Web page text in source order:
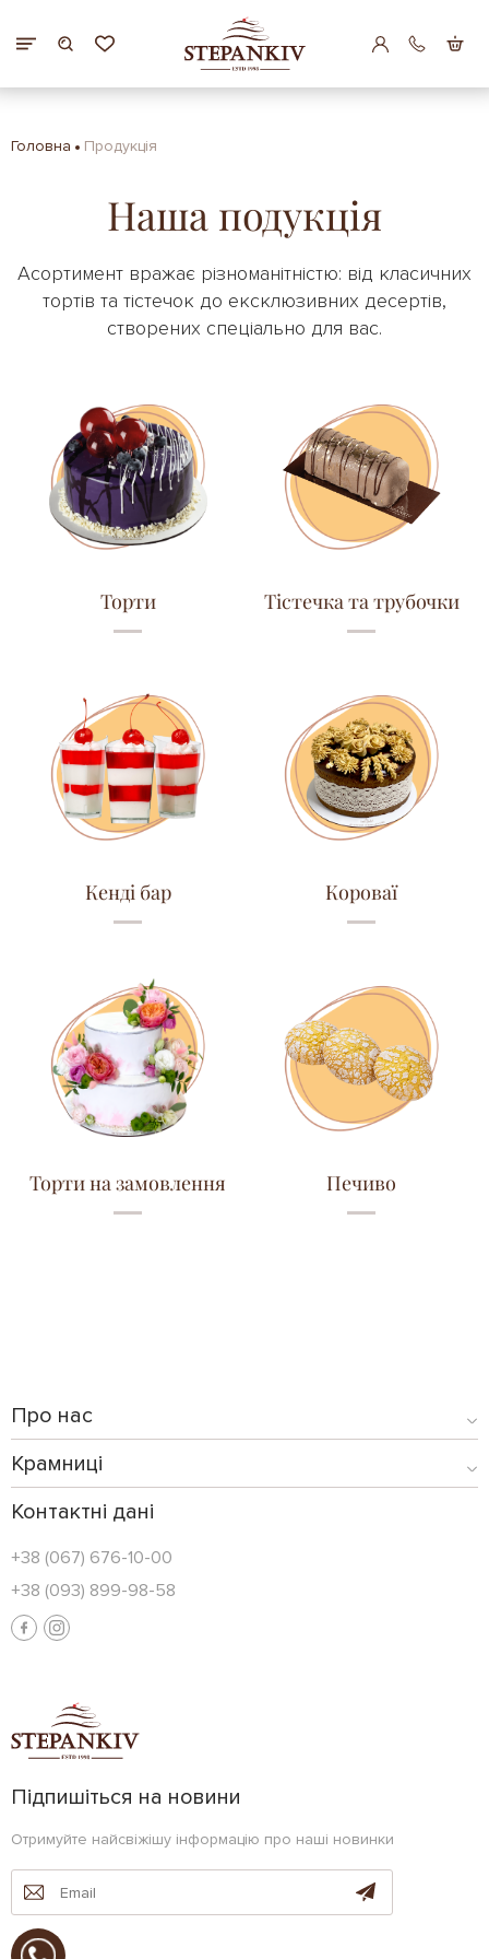
Головна Продукція
Наша подукція
Асортимент вражає різноманітністю: від класичних
тортів та тістечок до ексклюзивних десертів,
створених спеціально для вас.
Торти Тістечка та трубочки
Кенді бар Короваї
Торти на замовлення Печиво
Про нас
Крамниці
Контактні дані
+38 (067) 676-10-00
+38 (093) 899-98-58
Підпишіться на новини
Отримуйте найсвіжішу інформацію про наші новинки